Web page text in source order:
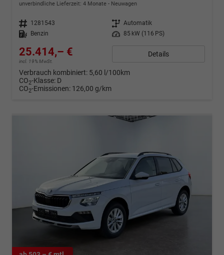
unverbindliche Lieferzeit: 4 Monate Neuwagen
Fahrzeugnr. 1281543 Getriebe Automatik
Kraftstoff
Benzin Leistung 85 kW (116 PS)
25.414,– €
incl. 19% MwSt.
Details
Verbrauch kombiniert: 5,60 l/100km
CO2-Klasse: D
CO2-Emissionen: 126,00 g/km